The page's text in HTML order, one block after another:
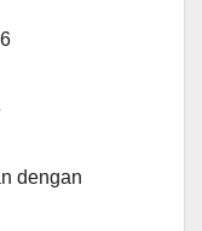
dengan